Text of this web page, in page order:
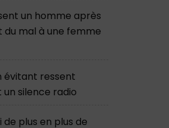
un homme après
du mal à une femme
évitant ressent
silence radio
de plus en plus de